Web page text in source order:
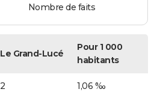
Nombre de faits
Le Grand-Lucé
Pour 1 000
habitants
2 1,06 ‰